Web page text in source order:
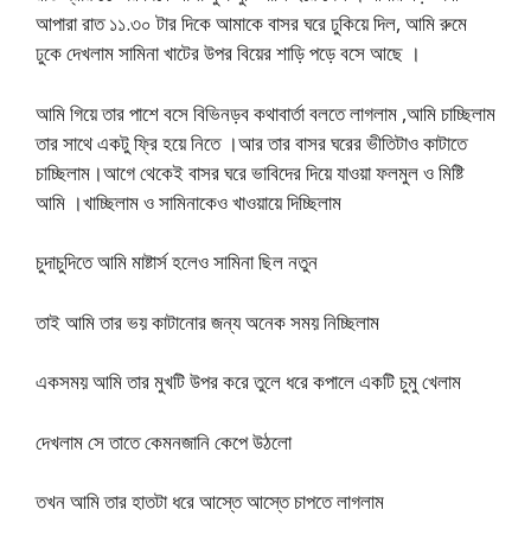
আপারা রাত ১১.৩০ টার দিকে আমাকে বাসর ঘরে ঢুকিয়ে দিল, আমি রুমে
ঢুকে দেখলাম সামিনা খাটের উপর বিয়ের শাড়ি পড়ে বসে আছে ।
আমি গিয়ে তার পাশে বসে বিভিনড়ব কথাবার্তা বলতে লাগলাম ,আমি চাচ্ছিলাম
তার সাথে একটু ফ্রি হয়ে নিতে ।আর তার বাসর ঘরের ভীতিটাও কাটাতে
চাচ্ছিলাম।আগে থেকেই বাসর ঘরে ভাবিদের দিয়ে যাওয়া ফলমুল ও মিষ্টি
আমি ।খাচ্ছিলাম ও সামিনাকেও খাওয়ায়ে দিচ্ছিলাম
চুদাচুদিতে আমি মাষ্টার্স হলেও সামিনা ছিল নতুন
তাই আমি তার ভয় কাটানোর জন্য অনেক সময় নিচ্ছিলাম
একসময় আমি তার মুখটি উপর করে তুলে ধরে কপালে একটি চুমু খেলাম
দেখলাম সে তাতে কেমনজানি কেপে উঠলো
তখন আমি তার হাতটা ধরে আস্তে আস্তে চাপতে লাগলাম